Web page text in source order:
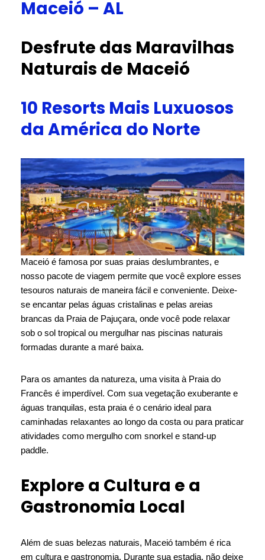
Maceió – AL
Desfrute das Maravilhas
Naturais de Maceió
10 Resorts Mais Luxuosos
da América do Norte
Maceió é famosa por suas praias deslumbrantes, e
nosso pacote de viagem permite que você explore esses
tesouros naturais de maneira fácil e conveniente. Deixe-
se encantar pelas águas cristalinas e pelas areias
brancas da Praia de Pajuçara, onde você pode relaxar
sob o sol tropical ou mergulhar nas piscinas naturais
formadas durante a maré baixa.
Para os amantes da natureza, uma visita à Praia do
Francês é imperdível. Com sua vegetação exuberante e
águas tranquilas, esta praia é o cenário ideal para
caminhadas relaxantes ao longo da costa ou para praticar
atividades como mergulho com snorkel e stand-up
paddle.
Explore a Cultura e a
Gastronomia Local
Além de suas belezas naturais, Maceió também é rica
em cultura e gastronomia. Durante sua estadia, não deixe